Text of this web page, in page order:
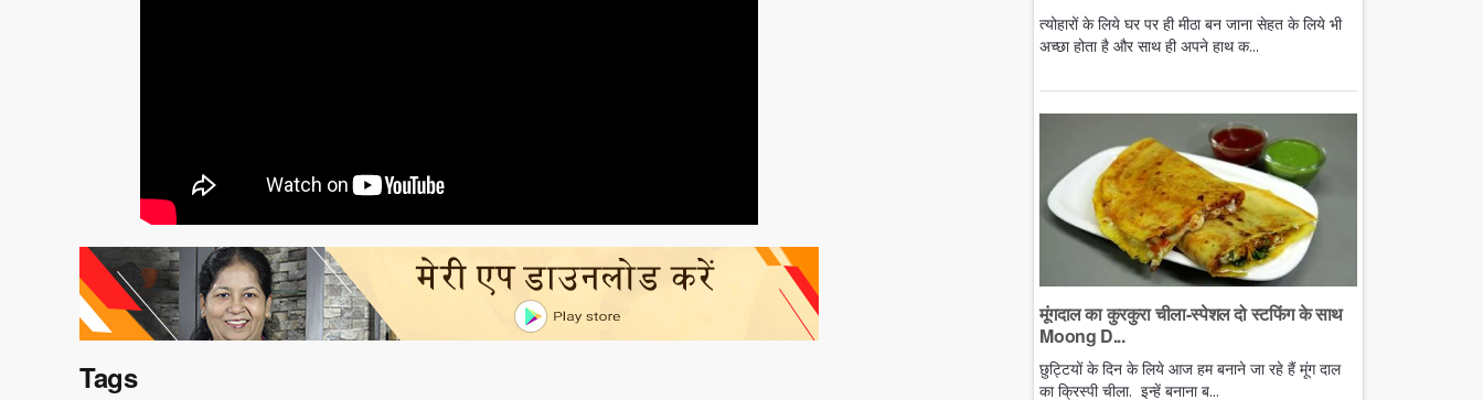
Tags
त्योहारों के लिये घर पर ही मीठा बन जाना सेहत के लिये भी
अच्छा होता है और साथ ही अपने हाथ क...
मूंगदाल का कुरकुरा चीला-स्पेशल दो स्टफिंग के साथ
Moong D...
छुट्टियों के दिन के लिये आज हम बनाने जा रहे हैं मूंग दाल
का क्रिस्पी चीला. इन्हें बनाना ब...